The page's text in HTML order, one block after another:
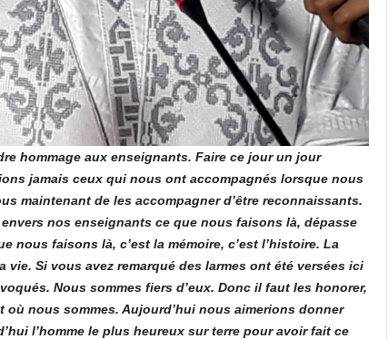
hommage aux enseignants. Faire ce jour un jour
jamais ceux qui nous ont accompagnés lorsque nous
maintenant de les accompagner d’être reconnaissants.
nos enseignants ce que nous faisons là, dépasse
nous faisons là, c’est la mémoire, c’est l’histoire. La
vie. Si vous avez remarqué des larmes ont été versées ici
Nous sommes fiers d’eux. Donc il faut les honorer,
nous sommes. Aujourd’hui nous aimerions donner
l’homme le plus heureux sur terre pour avoir fait ce